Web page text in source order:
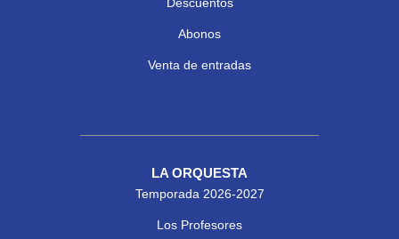
Abonos
Venta de entradas
LA ORQUESTA
Temporada 2026-2027
Los Profesores